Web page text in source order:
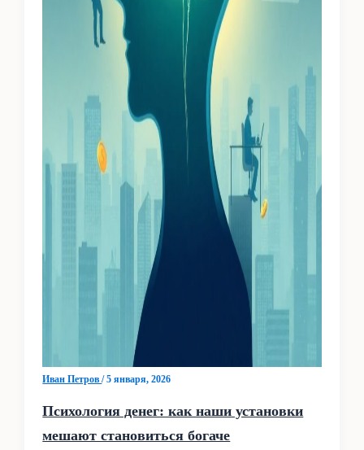
Иван Петров/5 января, 2026
Психология денег: как наши установки
мешают становиться богаче